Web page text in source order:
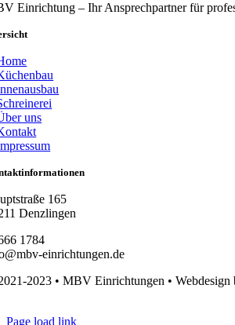
Einrichtung – Ihr Ansprechpartner für
uns
165
Denzlingen
1784
einrichtungen.de
2023 • MBV Einrichtungen •
Page load link